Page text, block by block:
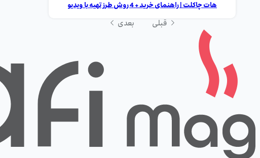
هات چاکلت | راهنمای خرید + 4 روش طرز تهیه با ویدیو
قبلی بعدی